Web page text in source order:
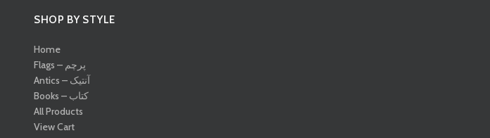
SHOP BY STYLE
Home
Flags – پرچم
Antics – آنتیک
Books – کتاب
All Products
View Cart